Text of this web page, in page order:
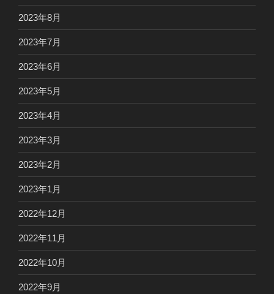
2023年8月
2023年7月
2023年6月
2023年5月
2023年4月
2023年3月
2023年2月
2023年1月
2022年12月
2022年11月
2022年10月
2022年9月